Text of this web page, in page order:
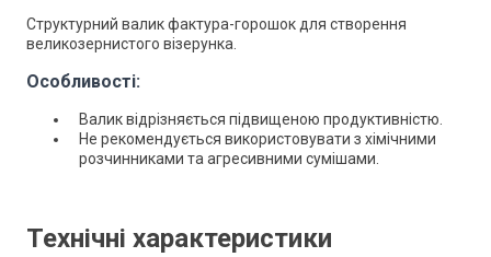
Структурний валик фактура-горошок для створення
великозернистого візерунка.
Особливості:
Валик відрізняється підвищеною продуктивністю.
Не рекомендується використовувати з хімічними
розчинниками та агресивними сумішами.
Технічні характеристики